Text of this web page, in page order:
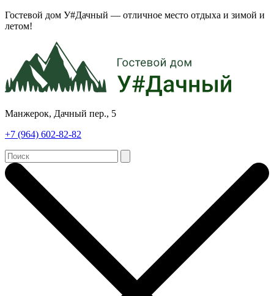
Гостевой дом У#Дачный — отличное место отдыха и зимой и
летом!
Манжерок, Дачный пер., 5
+7 (964) 602-82-82